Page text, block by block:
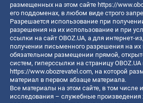
размещенных на этом сайте https://
его поддоменах, в любом виде строго
Разрешается использование при
разрешения на их использование и при
ссылки на сайт OBOZ.UA, а для интернет-
получении письменного разрешения на
обязательном размещении прямой,
систем, гиперссылки на страницу
https://www.obozrevatel.com, на которой
материал в первом абзаце материала.
Все материалы на этом сайте, в том числе
исследования – служебные произведения